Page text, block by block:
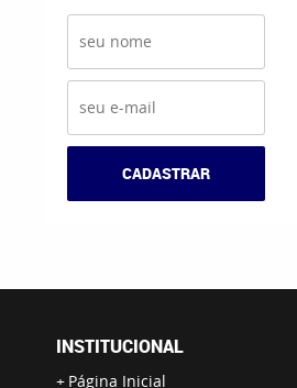
CADASTRAR
INSTITUCIONAL
Página Inicial